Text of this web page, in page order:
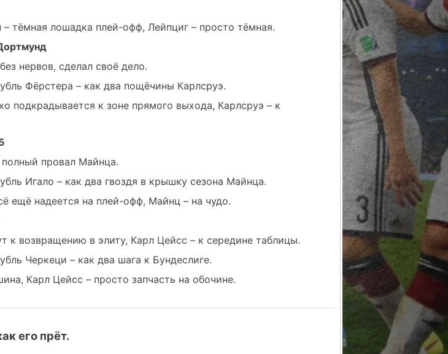
тёмная лошадка плей-офф, Лейпциг – просто тёмная.
нервов, сделал своё дело.
Фёрстера – как два пощёчины Карлсруэ.
подкрадывается к зоне прямого выхода, Карлсруэ – к
провал Майнца.
Игало – как два гвоздя в крышку сезона Майнца.
ещё надеется на плей-офф, Майнц – на чудо.
к возвращению в элиту, Карл Цейсс – к середине таблицы.
Черкеци – как два шага к Бундеслиге.
Карл Цейсс – просто запчасть на обочине.
его прёт.